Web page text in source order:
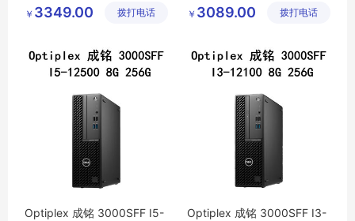
有限公司
￥ 3349.00 拨打电话
有限公司
￥ 3089.00 拨打电话
Optiplex 成铭 3000SFF I5-
Optiplex 成铭 3000SFF I3-